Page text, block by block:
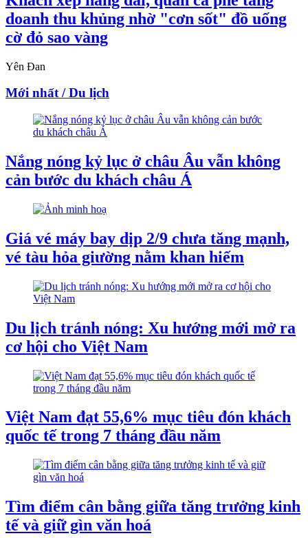
doanh thu khủng nhờ "cơn sốt" đồ uống
cờ đỏ sao vàng
Yên Đan
Mới nhất / Du lịch
Nắng nóng kỷ lục ở châu Âu vẫn không
cản bước du khách châu Á
Giá vé máy bay dịp 2/9 chưa tăng mạnh,
vé tàu hỏa giường nằm khan hiếm
Du lịch tránh nóng: Xu hướng mới mở ra
cơ hội cho Việt Nam
Việt Nam đạt 55,6% mục tiêu đón khách
quốc tế trong 7 tháng đầu năm
Tìm điểm cân bằng giữa tăng trưởng kinh
tế và giữ gìn văn hoá